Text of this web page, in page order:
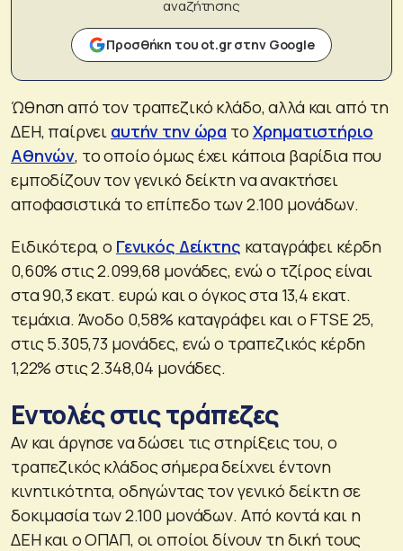
αναζήτησης
Προσθήκη του ot.gr στην Google
Ώθηση από τον τραπεζικό κλάδο, αλλά και από τη
ΔΕΗ, παίρνει αυτήν την ώρα το Χρηματιστήριο
Αθηνών, το οποίο όμως έχει κάποια βαρίδια που
εμποδίζουν τον γενικό δείκτη να ανακτήσει
αποφασιστικά το επίπεδο των 2.100 μονάδων.
Ειδικότερα, ο Γενικός Δείκτης καταγράφει κέρδη
0,60% στις 2.099,68 μονάδες, ενώ ο τζίρος είναι
στα 90,3 εκατ. ευρώ και ο όγκος στα 13,4 εκατ.
τεμάχια. Άνοδο 0,58% καταγράφει και ο FTSE 25,
στις 5.305,73 μονάδες, ενώ ο τραπεζικός κέρδη
1,22% στις 2.348,04 μονάδες.
Εντολές στις τράπεζες
Αν και άργησε να δώσει τις στηρίξεις του, ο
τραπεζικός κλάδος σήμερα δείχνει έντονη
κινητικότητα, οδηγώντας τον γενικό δείκτη σε
δοκιμασία των 2.100 μονάδων. Από κοντά και η
ΔΕΗ και ο ΟΠΑΠ, οι οποίοι δίνουν τη δική τους